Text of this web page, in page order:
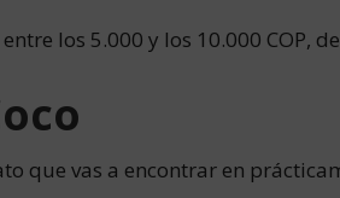
los 5.000 y los 10.000
que vas a encontrar en